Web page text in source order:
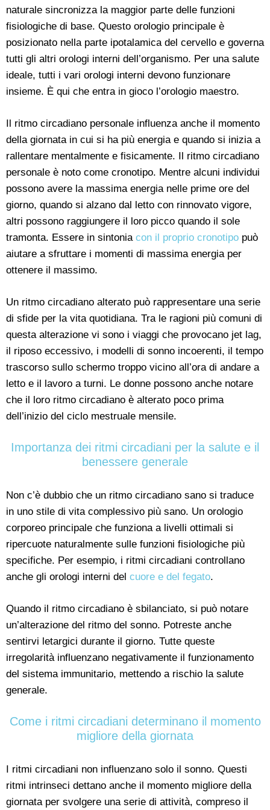
naturale sincronizza la maggior parte delle funzioni
fisiologiche di base. Questo orologio principale è
posizionato nella parte ipotalamica del cervello e governa
tutti gli altri orologi interni dell’organismo. Per una salute
ideale, tutti i vari orologi interni devono funzionare
insieme. È qui che entra in gioco l’orologio maestro.
Il ritmo circadiano personale influenza anche il momento
della giornata in cui si ha più energia e quando si inizia a
rallentare mentalmente e fisicamente. Il ritmo circadiano
personale è noto come cronotipo. Mentre alcuni individui
possono avere la massima energia nelle prime ore del
giorno, quando si alzano dal letto con rinnovato vigore,
altri possono raggiungere il loro picco quando il sole
tramonta. Essere in sintonia con il proprio cronotipo può
aiutare a sfruttare i momenti di massima energia per
ottenere il massimo.
Un ritmo circadiano alterato può rappresentare una serie
di sfide per la vita quotidiana. Tra le ragioni più comuni di
questa alterazione vi sono i viaggi che provocano jet lag,
il riposo eccessivo, i modelli di sonno incoerenti, il tempo
trascorso sullo schermo troppo vicino all’ora di andare a
letto e il lavoro a turni. Le donne possono anche notare
che il loro ritmo circadiano è alterato poco prima
dell’inizio del ciclo mestruale mensile.
Importanza dei ritmi circadiani per la salute e il
benessere generale
Non c’è dubbio che un ritmo circadiano sano si traduce
in uno stile di vita complessivo più sano. Un orologio
corporeo principale che funziona a livelli ottimali si
ripercuote naturalmente sulle funzioni fisiologiche più
specifiche. Per esempio, i ritmi circadiani controllano
anche gli orologi interni del cuore e del fegato.
Quando il ritmo circadiano è sbilanciato, si può notare
un’alterazione del ritmo del sonno. Potreste anche
sentirvi letargici durante il giorno. Tutte queste
irregolarità influenzano negativamente il funzionamento
del sistema immunitario, mettendo a rischio la salute
generale.
Come i ritmi circadiani determinano il momento
migliore della giornata
I ritmi circadiani non influenzano solo il sonno. Questi
ritmi intrinseci dettano anche il momento migliore della
giornata per svolgere una serie di attività, compreso il